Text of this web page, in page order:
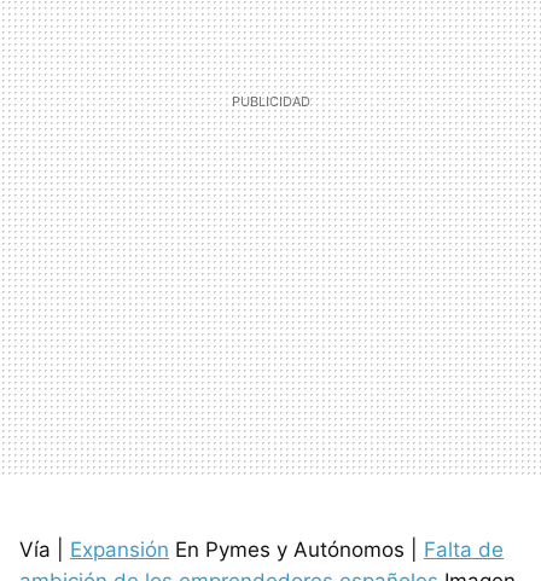
Vía | Expansión En Pymes y Autónomos | Falta de